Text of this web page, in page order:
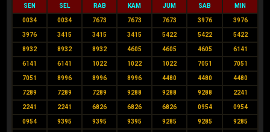
SEN SEL RAB KAM JUM SAB MIN
0034 0034 7673 7673 7673 3976 3976
3976 3415 3415 3415 5422 5422 5422
8932 8932 8932 4605 4605 4605 6141
6141 6141 1022 1022 1022 7051 7051
7051 8996 8996 8996 4480 4480 4480
7289 7289 7289 9288 9288 9288 2241
2241 2241 6826 6826 6826 0954 0954
0954 9395 9395 9395 9285 9285 9285